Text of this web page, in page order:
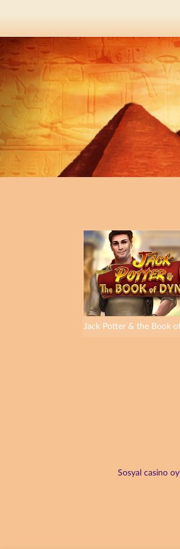
Jack Potter & the Book
Sosyal casino